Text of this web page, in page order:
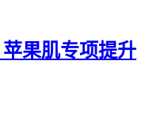
果肌专项提升